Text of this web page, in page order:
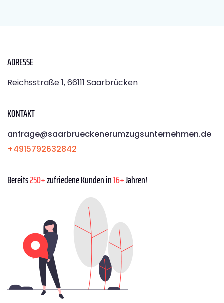
ADRESSE
Reichsstraße 1, 66111 Saarbrücken
KONTAKT
anfrage@saarbrueckenerumzugsunternehmen.de
+4915792632842
Bereits250+zufriedene Kunden in16+Jahren!